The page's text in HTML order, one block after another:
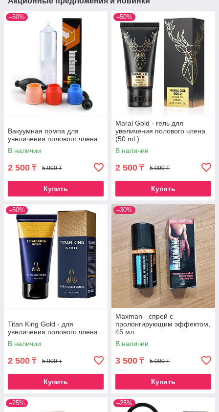
–50%
Вакуумная помпа для
увеличения полового члена.
В наличии
2 500 ₸ 5 000 ₸
Купить
–50%
Maral Gold - гель для
увеличения полового члена
(50 ml.)
В наличии
2 500 ₸ 5 000 ₸
Купить
–50%
Titan King Gold - для
увеличения полового члена.
В наличии
2 500 ₸ 5 000 ₸
Купить
–30%
Maxman - спрей с
пролонгирующим эффектом,
45 мл.
В наличии
3 500 ₸ 5 000 ₸
Купить
–25% –25%